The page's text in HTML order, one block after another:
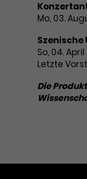
Mo, 03.
So, 04.
Letzte
Die